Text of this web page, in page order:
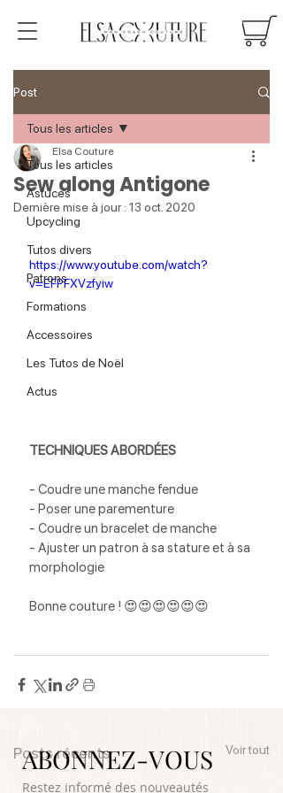
Post
Tous les articles
Astuces
Upcycling
Tutos divers
Patrons
Formations
Accessoires
Les Tutos de Noël
Actus
Tous les articles
Sew along Antigone
Elsa Couture
Dernière mise à jour : 13 oct. 2020
https://www.youtube.com/watch?
v=EFPFXVzfyiw
TECHNIQUES ABORDÉES
- Coudre une manche fendue
- Poser une parementure
- Coudre un bracelet de manche
- Ajuster un patron à sa stature et à sa
morphologie
Bonne couture ! 😍😍😍😍😍😍
Posts récents Voir tout
ABONNEZ-VOUS
Restez informé des nouveautés